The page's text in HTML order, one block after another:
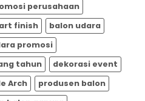
perusahaan
finish
balon udara
promosi
tahun
dekorasi event
Arch
produsen balon